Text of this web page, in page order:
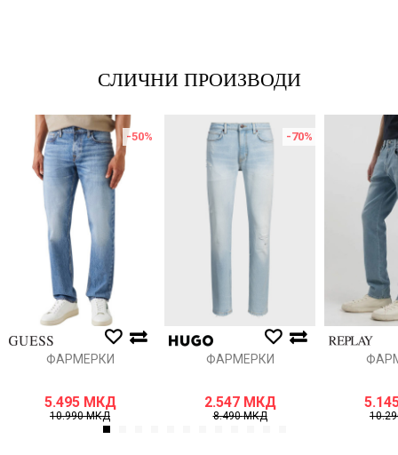
СЛИЧНИ ПРОИЗВОДИ
-50%
ФАРМЕРКИ
5.495 МКД
10.990МКД
-70%
ФАРМЕРКИ
2.547 МКД
8.490МКД
1